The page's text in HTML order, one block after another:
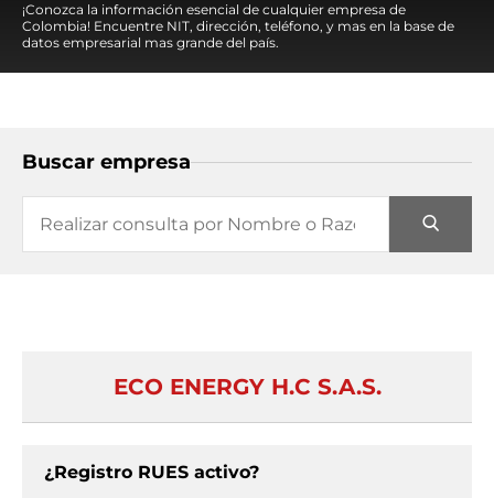
¡Conozca la información esencial de cualquier empresa de
Colombia! Encuentre NIT, dirección, teléfono, y mas en la base de
datos empresarial mas grande del país.
Buscar empresa
ECO ENERGY H.C S.A.S.
¿Registro RUES activo?